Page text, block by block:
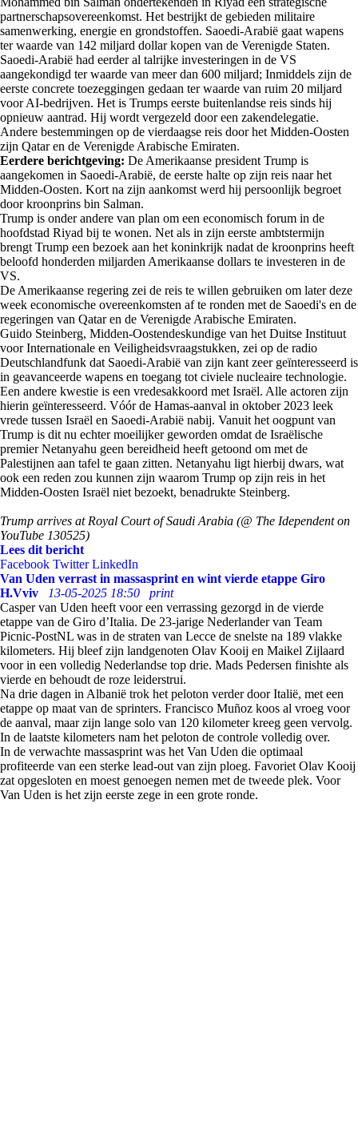
partnerschapsovereenkomst. Het bestrijkt de gebieden militaire
samenwerking, energie en grondstoffen. Saoedi-Arabië gaat wapens
ter waarde van 142 miljard dollar kopen van de Verenigde Staten.
Saoedi-Arabië had eerder al talrijke investeringen in de VS
aangekondigd ter waarde van meer dan 600 miljard; Inmiddels zijn de
eerste concrete toezeggingen gedaan ter waarde van ruim 20 miljard
voor AI-bedrijven. Het is Trumps eerste buitenlandse reis sinds hij
opnieuw aantrad. Hij wordt vergezeld door een zakendelegatie.
Andere bestemmingen op de vierdaagse reis door het Midden-Oosten
zijn Qatar en de Verenigde Arabische Emiraten.
Eerdere berichtgeving: De Amerikaanse president Trump is
aangekomen in Saoedi-Arabië, de eerste halte op zijn reis naar het
Midden-Oosten. Kort na zijn aankomst werd hij persoonlijk begroet
door kroonprins bin Salman.
Trump is onder andere van plan om een economisch forum in de
hoofdstad Riyad bij te wonen. Net als in zijn eerste ambtstermijn
brengt Trump een bezoek aan het koninkrijk nadat de kroonprins heeft
beloofd honderden miljarden Amerikaanse dollars te investeren in de
VS.
De Amerikaanse regering zei de reis te willen gebruiken om later deze
week economische overeenkomsten af te ronden met de Saoedi's en de
regeringen van Qatar en de Verenigde Arabische Emiraten.
Guido Steinberg, Midden-Oostendeskundige van het Duitse Instituut
voor Internationale en Veiligheidsvraagstukken, zei op de radio
Deutschlandfunk dat Saoedi-Arabië van zijn kant zeer geïnteresseerd is
in geavanceerde wapens en toegang tot civiele nucleaire technologie.
Een andere kwestie is een vredesakkoord met Israël. Alle actoren zijn
hierin geïnteresseerd. Vóór de Hamas-aanval in oktober 2023 leek
vrede tussen Israël en Saoedi-Arabië nabij. Vanuit het oogpunt van
Trump is dit nu echter moeilijker geworden omdat de Israëlische
premier Netanyahu geen bereidheid heeft getoond om met de
Palestijnen aan tafel te gaan zitten. Netanyahu ligt hierbij dwars, wat
ook een reden zou kunnen zijn waarom Trump op zijn reis in het
Midden-Oosten Israël niet bezoekt, benadrukte Steinberg.
Trump arrives at Royal Court of Saudi Arabia (@ The Idependent on
YouTube 130525)
Lees dit bericht
Facebook Twitter LinkedIn
Van Uden verrast in massasprint en wint vierde etappe Giro
H.Vviv
13-05-2025 18:50
print
Casper van Uden heeft voor een verrassing gezorgd in de vierde
etappe van de Giro d’Italia. De 23-jarige Nederlander van Team
Picnic-PostNL was in de straten van Lecce de snelste na 189 vlakke
kilometers. Hij bleef zijn landgenoten Olav Kooij en Maikel Zijlaard
voor in een volledig Nederlandse top drie. Mads Pedersen finishte als
vierde en behoudt de roze leiderstrui.
Na drie dagen in Albanië trok het peloton verder door Italië, met een
etappe op maat van de sprinters. Francisco Muñoz koos al vroeg voor
de aanval, maar zijn lange solo van 120 kilometer kreeg geen vervolg.
In de laatste kilometers nam het peloton de controle volledig over.
In de verwachte massasprint was het Van Uden die optimaal
profiteerde van een sterke lead-out van zijn ploeg. Favoriet Olav Kooij
zat opgesloten en moest genoegen nemen met de tweede plek. Voor
Van Uden is het zijn eerste zege in een grote ronde.